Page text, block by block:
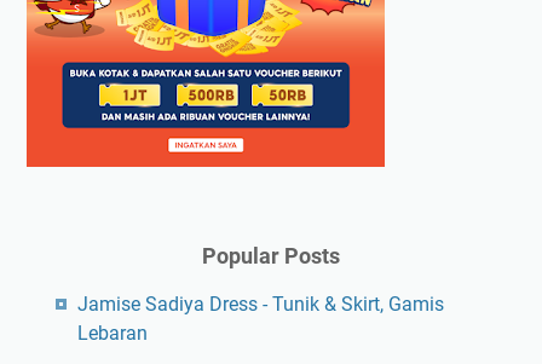
Popular Posts
Jamise Sadiya Dress - Tunik & Skirt, Gamis
Lebaran